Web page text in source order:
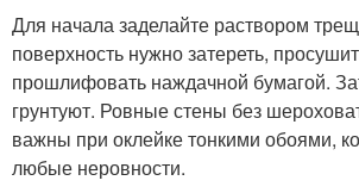
Для начала заделайте раствором
поверхность нужно затереть,
прошлифовать наждачной бумагой.
грунтуют. Ровные стены без
важны при оклейке тонкими обоями,
любые неровности.